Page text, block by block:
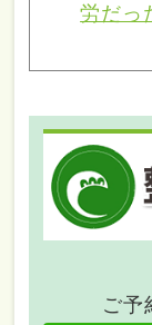
労だっ
ご予